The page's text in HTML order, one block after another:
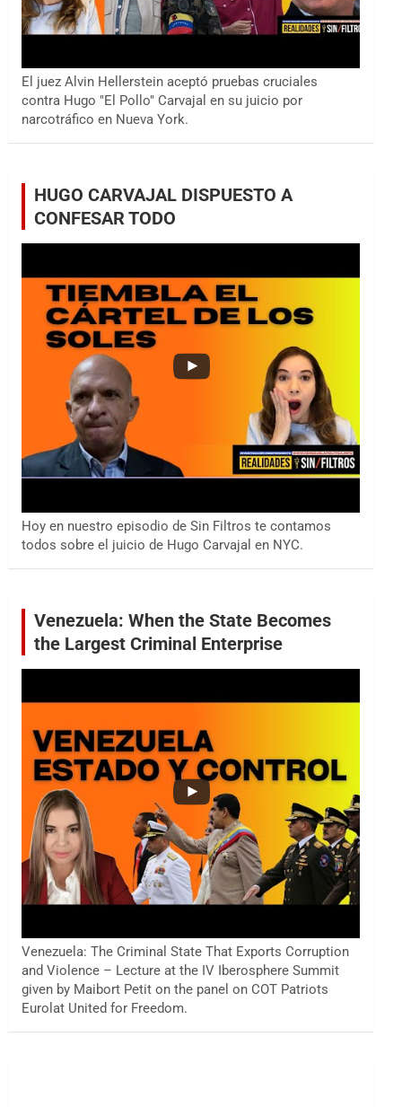
El juez Alvin Hellerstein aceptó pruebas cruciales
contra Hugo "El Pollo" Carvajal en su juicio por
narcotráfico en Nueva York.
HUGO CARVAJAL DISPUESTO A
CONFESAR TODO
Hoy en nuestro episodio de Sin Filtros te contamos
todos sobre el juicio de Hugo Carvajal en NYC.
Venezuela: When the State Becomes
the Largest Criminal Enterprise
Venezuela: The Criminal State That Exports Corruption
and Violence – Lecture at the IV Iberosphere Summit
given by Maibort Petit on the panel on COT Patriots
Eurolat United for Freedom.